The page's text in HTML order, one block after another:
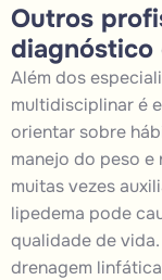
Outros
Além dos
multidisciplinar é
orientar sobre
manejo do peso
muitas vezes
lipedema pode
qualidade de
drenagem